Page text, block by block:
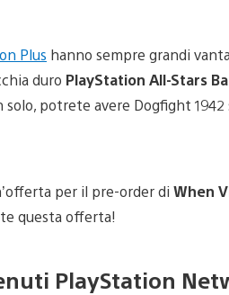
Plus hanno sempre grandi
duro PlayStation All-Stars
solo, potrete avere Dogfight
per il pre-order di When
questa offerta!
PlayStation